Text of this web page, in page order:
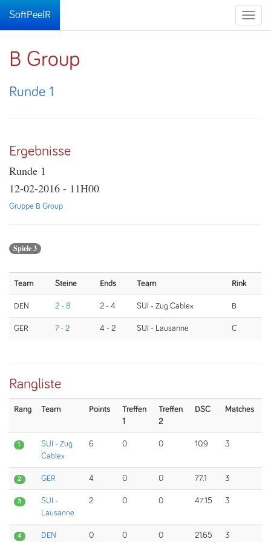
Toggle
SoftPeelR
B Group
Runde 1
Ergebnisse
Runde 1
12-02-2016 - 11H00
Gruppe B Group
Spiele 3
Team Steine Ends Team Rink
DEN 2 - 8 2 - 4 SUI - Zug Cablex B
GER 7 - 2 4 - 2 SUI - Lausanne C
Rangliste
Rang Team Points
Treffen
1
Treffen
2
DSC Matches
1
SUI - Zug
Cablex
6 0 0 10.9 3
2 GER 4 0 0 77.1 3
3
SUI -
Lausanne
2 0 0 47.15 3
4 DEN 0 0 0 21.65 3